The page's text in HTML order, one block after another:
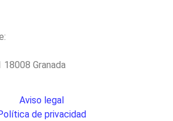
18008 Granada
Aviso legal
de privacidad